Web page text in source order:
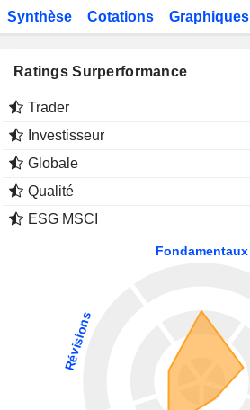
Synthèse Cotations Graphiques
Ratings Surperformance
Trader
Investisseur
Globale
Qualité
ESG MSCI